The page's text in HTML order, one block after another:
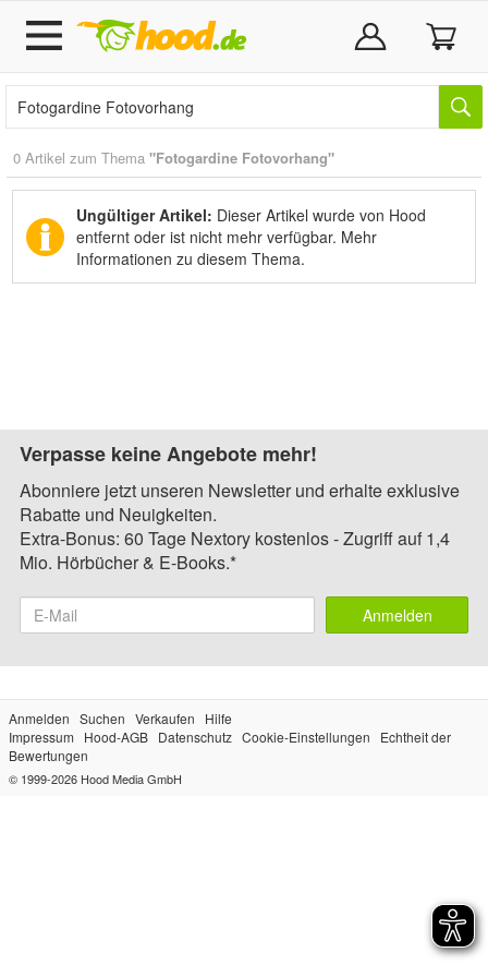
0 Artikel zum Thema "Fotogardine Fotovorhang"
Ungültiger Artikel: Dieser Artikel wurde von Hood
entfernt oder ist nicht mehr verfügbar. Mehr
Informationen zu diesem Thema.
Verpasse keine Angebote mehr!
Abonniere jetzt unseren Newsletter und erhalte exklusive
Rabatte und Neuigkeiten.
Extra-Bonus: 60 Tage Nextory kostenlos - Zugriff auf 1,4
Mio. Hörbücher & E-Books.*
Anmelden
Anmelden Suchen Verkaufen
Hilfe
Impressum
Hood-AGB Datenschutz Cookie-Einstellungen
Echtheit der
Bewertungen
© 1999-2026 Hood Media GmbH